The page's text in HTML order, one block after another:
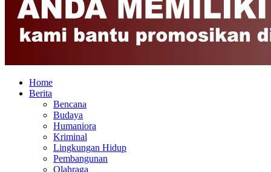
Home
Berita
Bencana
Budaya
Humaniora
Kriminal
Lingkungan Hidup
Pembangunan
Olahraga